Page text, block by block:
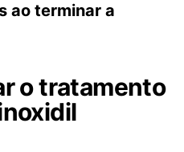
ao terminar a
o tratamento